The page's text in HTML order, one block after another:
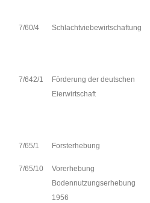
7/60/4 Schlachtviebewirtschaftung
7/642/1
Förderung der deutschen
Eierwirtschaft
7/65/1 Forsterhebung
7/65/10
Vorerhebung
Bodennutzungserhebung
1956